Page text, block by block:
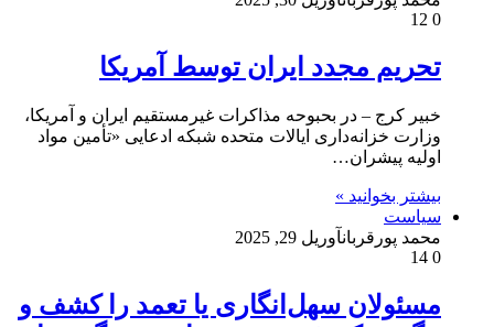
0
تحریم مجدد ایران توسط آمریکا
خبیر کرج – در بحبوحه مذاکرات غیرمستقیم ایران و آمریکا،
وزارت خزانه‌داری ایالات متحده شبکه ادعایی «تأمین مواد
اولیه پیشران…
بیشتر بخوانید »
سیاست
محمد پورقربانآوریل 29, 2025
0
مسئولان سهل‌انگاری یا تعمد را کشف و